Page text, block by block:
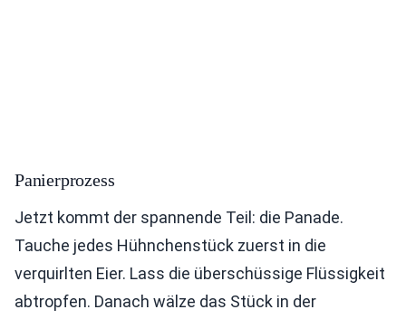
Panierprozess
Jetzt kommt der spannende Teil: die Panade.
Tauche jedes Hühnchenstück zuerst in die
verquirlten Eier. Lass die überschüssige Flüssigkeit
abtropfen. Danach wälze das Stück in der